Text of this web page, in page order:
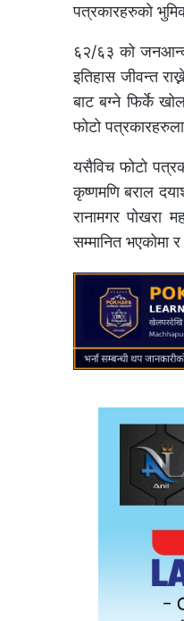
पत्रकारहरुको
६२/६३ को
इतिहास जीवन्त
बाट बग्ने फिर्के
फोटो
यसैविच फोटो
कृष्णमणि बराल
रानामगर पोखरा
सम्मानित भएकोमा